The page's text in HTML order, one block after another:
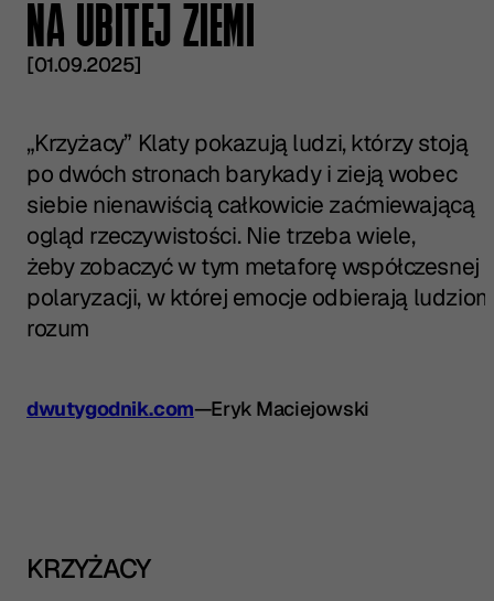
NA UBITEJ ZIEMI
[01.09.2025]
⁠„Krzyżacy⁠” Klaty pokazują ludzi, którzy stoją
po dwóch stronach barykady i zieją wobec
siebie nienawiścią całkowicie zaćmiewającą
ogląd rzeczywistości. Nie trzeba wiele,
żeby zobaczyć w tym metaforę współczesnej
polaryzacji, w której emocje odbierają ludziom
rozum
dwutygodnik.com—Eryk Maciejowski
KRZYŻACY